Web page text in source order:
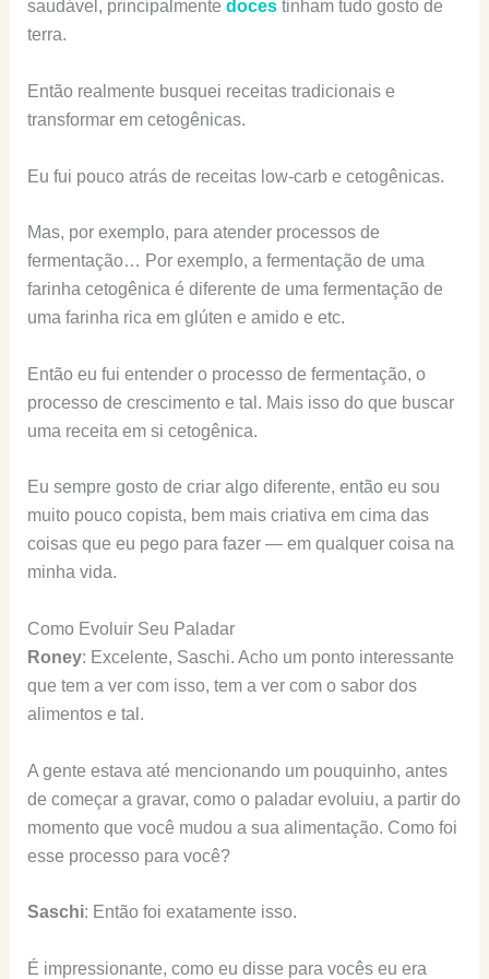
saudável, principalmente docestinham tudo gosto de
terra.
Então realmente busquei receitas tradicionais e
transformar em cetogênicas.
Eu fui pouco atrás de receitas low-carb e cetogênicas.
Mas, por exemplo, para atender processos de
fermentação… Por exemplo, a fermentação de uma
farinha cetogênica é diferente de uma fermentação de
uma farinha rica em glúten e amido e etc.
Então eu fui entender o processo de fermentação, o
processo de crescimento e tal. Mais isso do que buscar
uma receita em si cetogênica.
Eu sempre gosto de criar algo diferente, então eu sou
muito pouco copista, bem mais criativa em cima das
coisas que eu pego para fazer — em qualquer coisa na
minha vida.
Como Evoluir Seu Paladar
Roney: Excelente, Saschi. Acho um ponto interessante
que tem a ver com isso, tem a ver com o sabor dos
alimentos e tal.
A gente estava até mencionando um pouquinho, antes
de começar a gravar, como o paladar evoluiu, a partir do
momento que você mudou a sua alimentação. Como foi
esse processo para você?
Saschi: Então foi exatamente isso.
É impressionante, como eu disse para vocês eu era